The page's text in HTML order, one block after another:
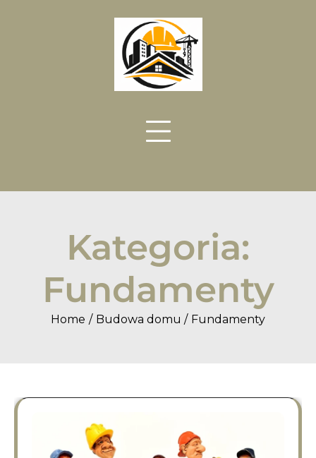
Kategoria:
Fundamenty
Home Budowa domu Fundamenty